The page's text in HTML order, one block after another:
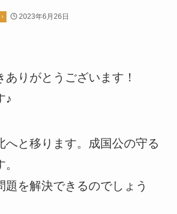
2023年6月26日
ありがとうございます！
♪
へと移ります。成国公の守る
題を解決できるのでしょう